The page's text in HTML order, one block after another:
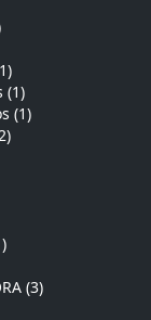
(1)
(1)
(3)